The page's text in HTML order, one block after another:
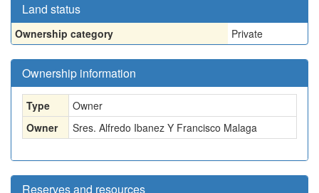
Land status
Ownership category Private
Ownership information
Type
Owner
Owner
Sres. Alfredo Ibanez Y Francisco Malaga
Reserves and resources